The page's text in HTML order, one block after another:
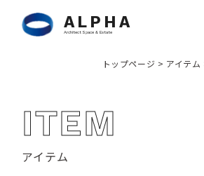
ALPHA
Architect Space & Estate
トップページ > アイテム
ITEM
アイテム